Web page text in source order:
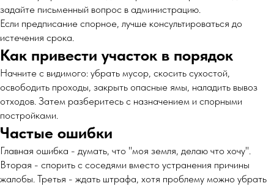
задайте письменный вопрос в администрацию.
Если предписание спорное, лучше консультироваться до
истечения срока.
Как привести участок в порядок
Начните с видимого: убрать мусор, скосить сухостой,
освободить проходы, закрыть опасные ямы, наладить вывоз
отходов. Затем разберитесь с назначением и спорными
постройками.
Частые ошибки
Главная ошибка - думать, что "моя земля, делаю что хочу".
Вторая - спорить с соседями вместо устранения причины
жалобы. Третья - ждать штрафа, хотя проблему можно убрать